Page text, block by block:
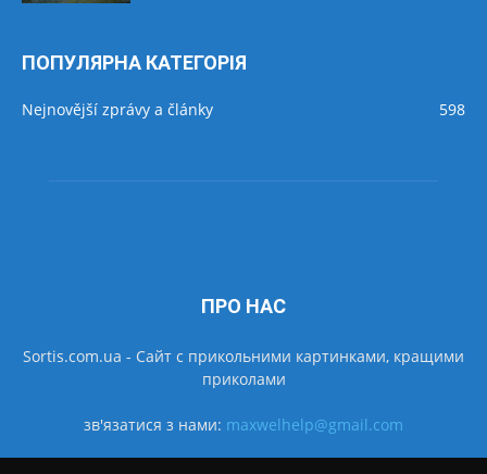
ПОПУЛЯРНА КАТЕГОРІЯ
Nejnovější zprávy a články 598
ПРО НАС
Sortis.com.ua - Cайт с прикольними картинками, кращими
приколами
зв'язатися з нами: maxwelhelp@gmail.com